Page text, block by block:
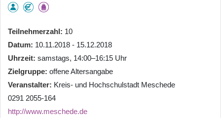
Teilnehmerzahl
10
Datum 10.11.2018 - 15.12.2018
Uhrzeit samstags, 14:00–16:15 Uhr
Zielgruppe offene Altersangabe
Veranstalter Kreis- und Hochschulstadt Meschede
0291 2055-164
http://www.meschede.de